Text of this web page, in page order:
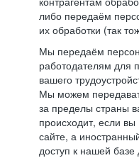
либо передаём
их обработки (так
Мы передаём
работодателям для
вашего
Мы можем
за пределы страны
происходит, если
сайте, а
доступ к нашей базе